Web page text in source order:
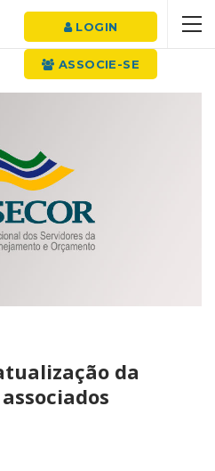
LOGIN
ASSOCIE-SE
da